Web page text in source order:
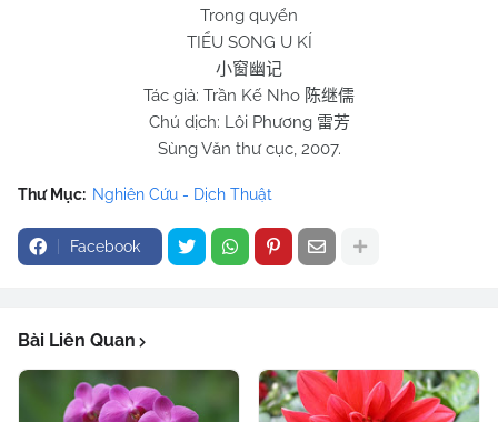
Trong quyển
TIỂU SONG U KÍ
小窗幽记
Tác giả: Trần Kế Nho 陈继儒
Chú dịch: Lôi Phương 雷芳
Sùng Văn thư cục, 2007.
Thư Mục: Nghiên Cứu - Dịch Thuật
Facebook
Bài Liên Quan